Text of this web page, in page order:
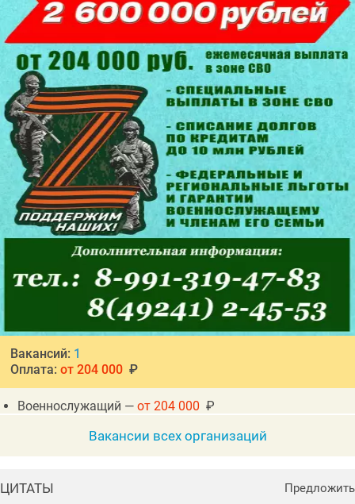
Вакансий: 1
Оплата: от 204 000₽
Военнослужащий —от 204 000 ₽
Вакансии всех организаций
ЦИТАТЫ Предложить